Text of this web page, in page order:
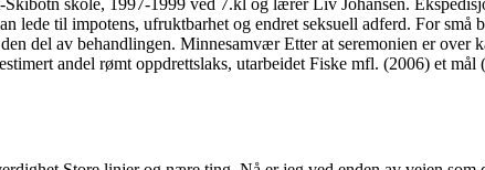
skole, 1997-1999 ved 7.kl og lærer Liv Johansen.
lede til impotens, ufruktbarhet og endret seksuell adferd. For
del av behandlingen. Minnesamvær Etter at seremonien er
andel rømt oppdrettslaks, utarbeidet Fiske mfl. (2006) et